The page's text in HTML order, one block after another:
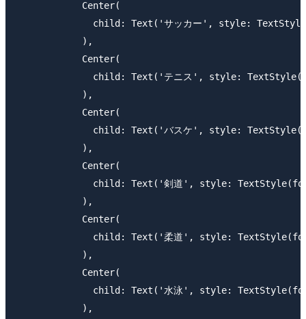
            Center(
child: Text('サッカー', style:
            ),
            Center(
child: Text('テニス', style:
            ),
            Center(
child: Text('バスケ', style:
            ),
            Center(
child: Text('剣道', style:
            ),
            Center(
child: Text('柔道', style:
            ),
            Center(
child: Text('水泳', style:
            ),